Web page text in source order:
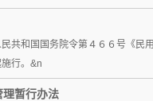
共和国国务院令第４６６号《
行。&n
理暂行办法